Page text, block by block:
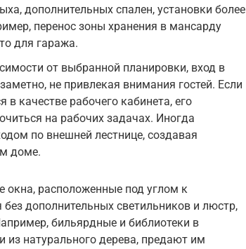
дополнительных спален, установки более
перенос зоны хранения в мансарду
для гаража.
от выбранной планировки, вход в
не привлекая внимания гостей. Если
качестве рабочего кабинета, его
на рабочих задачах. Иногда
по внешней лестнице, создавая
доме.
окна, расположенные под углом к
дополнительных светильников и люстр,
бильярдные и библиотеки в
натурального дерева, предают им